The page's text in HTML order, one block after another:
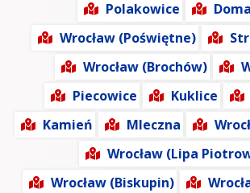
Polakowice
Wrocław (Poświętne)
Wrocław (Brochów)
Piecowice
Kuklice
Kamień
Mleczna
Wrocław (Lipa
Wrocław (Biskupin)